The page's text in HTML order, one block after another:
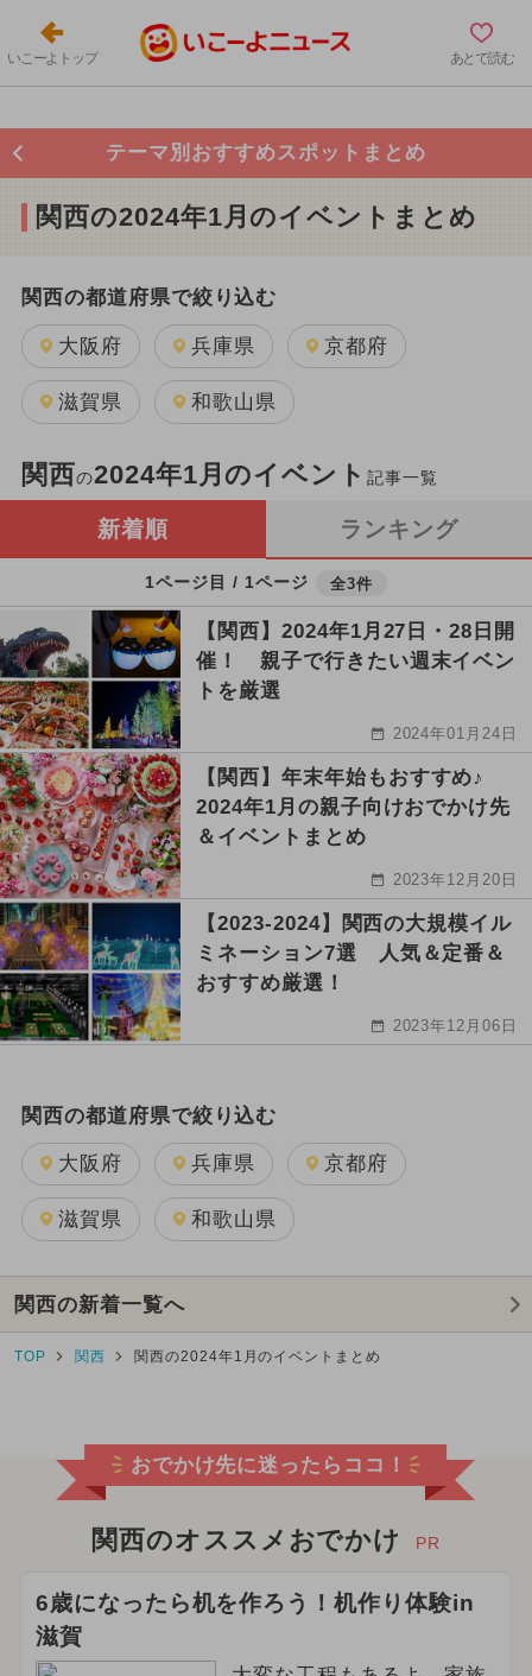
いこーよトップ あとで読む
テーマ別おすすめスポットまとめ
関西の2024年1月のイベントまとめ
関西の都道府県で絞り込む
大阪府 兵庫県 京都府
滋賀県 和歌山県
関西の2024年1月のイベント記事一覧
新着順 ランキング
1ページ目 / 1ページ 全3件
【関西】2024年1月27日・28日開
催！ 親子で行きたい週末イベン
トを厳選
2024年01月24日
【関西】年末年始もおすすめ♪
2024年1月の親子向けおでかけ先
＆イベントまとめ
2023年12月20日
【2023-2024】関西の大規模イル
ミネーション7選 人気＆定番＆
おすすめ厳選！
2023年12月06日
関西の都道府県で絞り込む
大阪府 兵庫県 京都府
滋賀県 和歌山県
関西の新着一覧へ
TOP 関西 関西の2024年1月のイベントまとめ
おでかけ先に迷ったらココ！
関西のオススメおでかけ PR
6歳になったら机を作ろう！机作り体験in
滋賀